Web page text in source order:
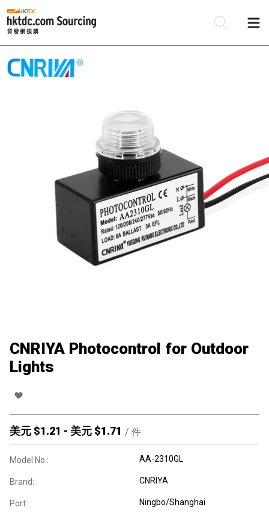
CNRIYA Photocontrol for Outdoor
Lights
美元 $1.21 - 美元 $1.71 / 件
Model No.: AA-2310GL
Brand: CNRIYA
Port: Ningbo/Shanghai